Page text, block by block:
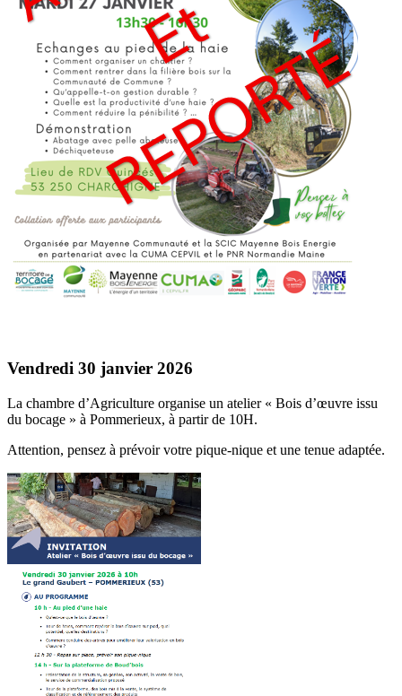
Vendredi 30 janvier 2026
La chambre d’Agriculture organise un atelier « Bois d’œuvre issu
du bocage » à Pommerieux, à partir de 10H.
Attention, pensez à prévoir votre pique-nique et une tenue adaptée.